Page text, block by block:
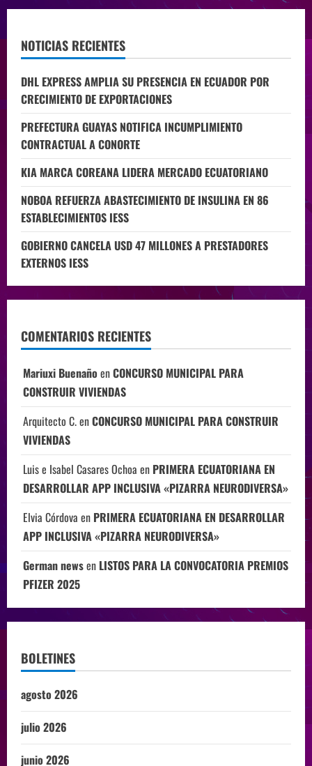
NOTICIAS RECIENTES
DHL EXPRESS AMPLIA SU PRESENCIA EN ECUADOR POR
CRECIMIENTO DE EXPORTACIONES
PREFECTURA GUAYAS NOTIFICA INCUMPLIMIENTO
CONTRACTUAL A CONORTE
KIA MARCA COREANA LIDERA MERCADO ECUATORIANO
NOBOA REFUERZA ABASTECIMIENTO DE INSULINA EN 86
ESTABLECIMIENTOS IESS
GOBIERNO CANCELA USD 47 MILLONES A PRESTADORES
EXTERNOS IESS
COMENTARIOS RECIENTES
Mariuxi Buenaño enCONCURSO MUNICIPAL PARA
CONSTRUIR VIVIENDAS
Arquitecto C.enCONCURSO MUNICIPAL PARA CONSTRUIR
VIVIENDAS
Luis e Isabel Casares Ochoa en PRIMERA ECUATORIANA EN
DESARROLLAR APP INCLUSIVA «PIZARRA NEURODIVERSA»
Elvia Córdova en PRIMERA ECUATORIANA EN DESARROLLAR
APP INCLUSIVA «PIZARRA NEURODIVERSA»
German newsen LISTOS PARA LA CONVOCATORIA PREMIOS
PFIZER 2025
BOLETINES
agosto 2026
julio 2026
junio 2026